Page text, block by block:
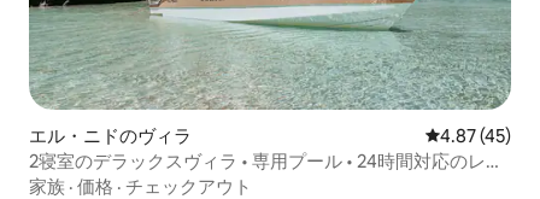
エル・ニドのヴィラ レビュー45
4.87 (45)
2寝室のデラックスヴィラ • 専用プール • 24時間対応のレセ
プション
家族 · 価格 · チェックアウト